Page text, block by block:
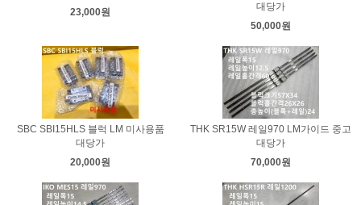
23,000원
대당가
50,000원
SBC SBI15HLS 블럭 LM 미사용품
대당가
20,000원
THK SR15W 레일970 LM가이드 중고
대당가
70,000원